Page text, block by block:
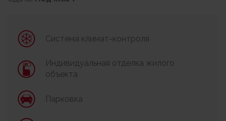
Система климат-контроля
Индивидуальная отделка жилого
объекта
Парковка